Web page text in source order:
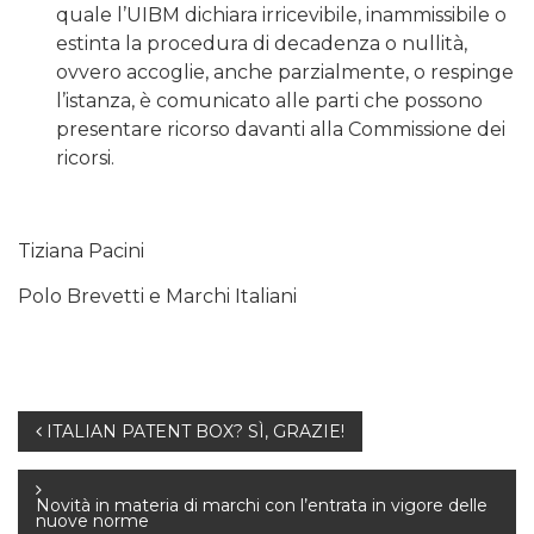
quale l’UIBM dichiara irricevibile, inammissibile o
estinta la procedura di decadenza o nullità,
ovvero accoglie, anche parzialmente, o respinge
l’istanza, è comunicato alle parti che possono
presentare ricorso davanti alla Commissione dei
ricorsi.
Tiziana Pacini
Polo Brevetti e Marchi Italiani
Navigazione
articoli
ITALIAN PATENT BOX? SÌ, GRAZIE!
Novità in materia di marchi con l’entrata in vigore delle
nuove norme